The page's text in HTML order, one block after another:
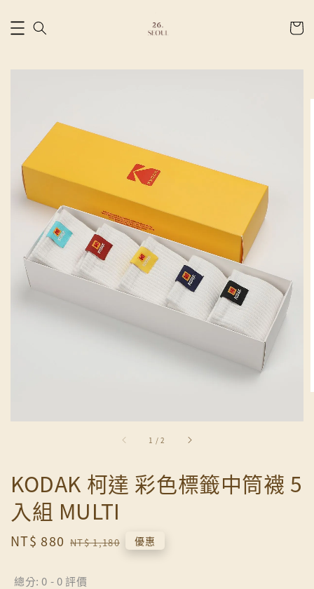
1 /2
KODAK 柯達 彩色標籤中筒襪 5
入組 MULTI
Sale
NT$ 880 Regular
NT$ 1,180 優惠
總分:0 -0評價